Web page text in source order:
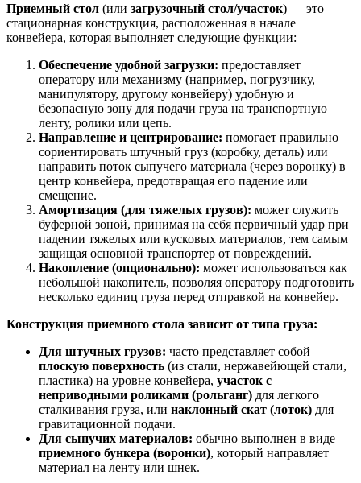
Приемный стол (или загрузочный стол/участок) — это
стационарная конструкция, расположенная в начале
конвейера, которая выполняет следующие функции:
Обеспечение удобной загрузки: предоставляет
оператору или механизму (например, погрузчику,
манипулятору, другому конвейеру) удобную и
безопасную зону для подачи груза на транспортную
ленту, ролики или цепь.
Направление и центрирование: помогает правильно
сориентировать штучный груз (коробку, деталь) или
направить поток сыпучего материала (через воронку) в
центр конвейера, предотвращая его падение или
смещение.
Амортизация (для тяжелых грузов): может служить
буферной зоной, принимая на себя первичный удар при
падении тяжелых или кусковых материалов, тем самым
защищая основной транспортер от повреждений.
Накопление (опционально): может использоваться как
небольшой накопитель, позволяя оператору подготовить
несколько единиц груза перед отправкой на конвейер.
Конструкция приемного стола зависит от типа груза:
Для штучных грузов: часто представляет собой
плоскую поверхность (из стали, нержавейющей стали,
пластика) на уровне конвейера, участок с
неприводными роликами (рольганг) для легкого
сталкивания груза, или наклонный скат (лоток) для
гравитационной подачи.
Для сыпучих материалов: обычно выполнен в виде
приемного бункера (воронки), который направляет
материал на ленту или шнек.